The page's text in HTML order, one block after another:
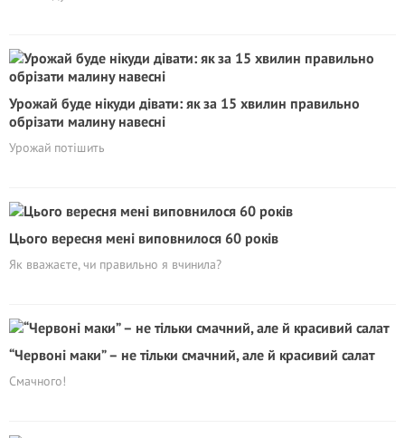
Урожай буде нікуди дівати: як за 15 хвилин правильно
обрізати малину навесні
Урожай потішить
Цього вересня мені виповнилося 60 років
Як вважаєте, чи правильно я вчинила?
“Червоні маки” – не тільки смачний, але й красивий салат
Смачного!